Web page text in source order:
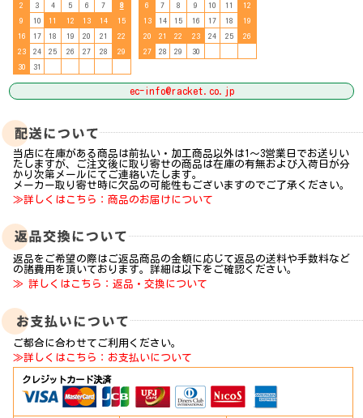
2
3 4 5 6 7
8
9
10 11 12 13 14
15
16
17 18 19 20 21
22
23
24 25 26 27 28
29
30
31
6
7 8 9 10 11
12
13
14 15 16 17 18
19
20
21 22 23 24 25
26
27
28 29 30
ec-info@racket.co.jp
当店に在庫がある商品は前払い・加工商品以外は1～3営業日でお送りい
たしますが、ご注文後に取り寄せの商品は在庫の有無および入荷日が分
かり次第メールにてご連絡いたします。
メーカー取り寄せ時に欠品の可能性もございますのでご了承ください。
≫詳しくはこちら：商品のお届けについて
返品をご希望の際はご返品商品の金額に応じて返品の送料や手数料など
の諸費用を頂いております。詳細は以下をご確認ください。
≫ 詳しくはこちら：返品・交換について
ご都合に合わせてご利用ください。
≫詳しくはこちら：お支払いについて
クレジットカード決済